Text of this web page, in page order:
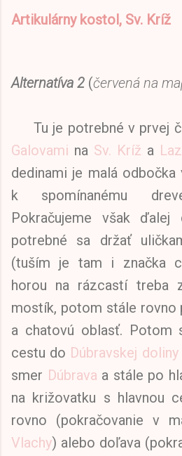
Artikulárny kostol, Sv. Kríž
Alternatíva 2 (červená na
Tu je potrebné v prvej
Galovami na Sv. Kríž a
dedinami je malá
k spomínanému
Pokračujeme však ďalej
potrebné sa držať
(tuším je tam i značka
horou na rázcastí treba
mostík, potom stále rovno
a chatovú oblasť. Potom
cestu do Dúbravskej doliny
smer Dúbrava a stále po
na križovatku s hlavnou
rovno (pokračovanie v
Vlachy) alebo doľava